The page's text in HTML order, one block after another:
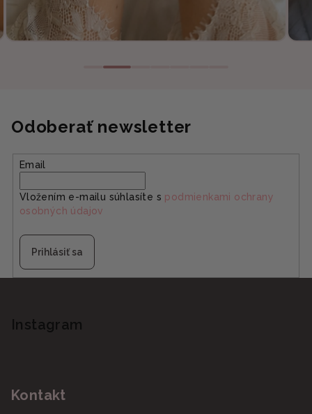
Odoberať newsletter
Email
Vložením e-mailu súhlasíte s podmienkami ochrany
osobných údajov
Prihlásiť sa
Instagram
Kontakt